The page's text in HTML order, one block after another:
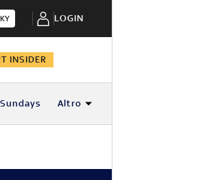
LOGIN
INSIDER
Altro